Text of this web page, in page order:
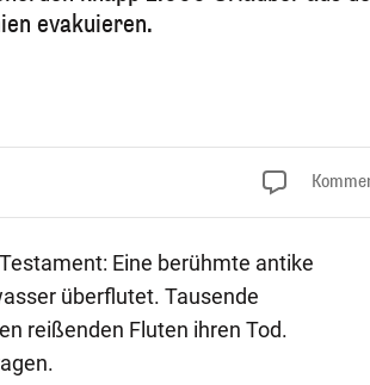
evakuieren.
Eine berühmte antike
überflutet. Tausende
reißenden Fluten ihren Tod.